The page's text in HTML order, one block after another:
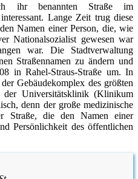
ihr benannten Straße im
Lange Zeit trug diese
Namen einer Person, die, wie
Nationalsozialist gewesen war
war. Die Stadtverwaltung
Straßennamen zu ändern und
in Rahel-Straus-Straße um. In
Gebäudekomplex des größten
der Universitätsklinik (Klinikum
denn der große medizinische
Straße, die den Namen einer
Persönlichkeit des öffentlichen